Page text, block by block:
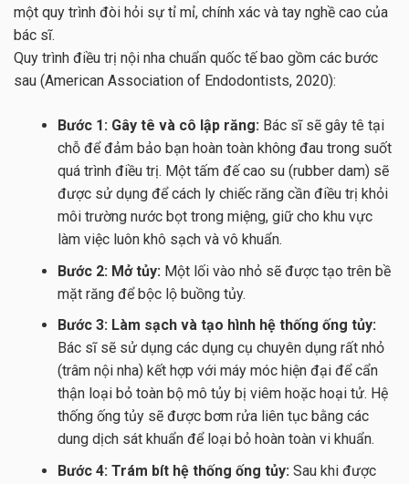
một quy trình đòi hỏi sự tỉ mỉ, chính xác và tay nghề cao của
bác sĩ.
Quy trình điều trị nội nha chuẩn quốc tế bao gồm các bước
sau (American Association of Endodontists, 2020):
Bước 1: Gây tê và cô lập răng: Bác sĩ sẽ gây tê tại
chỗ để đảm bảo bạn hoàn toàn không đau trong suốt
quá trình điều trị. Một tấm đế cao su (rubber dam) sẽ
được sử dụng để cách ly chiếc răng cần điều trị khỏi
môi trường nước bọt trong miệng, giữ cho khu vực
làm việc luôn khô sạch và vô khuẩn.
Bước 2: Mở tủy: Một lối vào nhỏ sẽ được tạo trên bề
mặt răng để bộc lộ buồng tủy.
Bước 3: Làm sạch và tạo hình hệ thống ống tủy:
Bác sĩ sẽ sử dụng các dụng cụ chuyên dụng rất nhỏ
(trâm nội nha) kết hợp với máy móc hiện đại để cẩn
thận loại bỏ toàn bộ mô tủy bị viêm hoặc hoại tử. Hệ
thống ống tủy sẽ được bơm rửa liên tục bằng các
dung dịch sát khuẩn để loại bỏ hoàn toàn vi khuẩn.
Bước 4: Trám bít hệ thống ống tủy: Sau khi được